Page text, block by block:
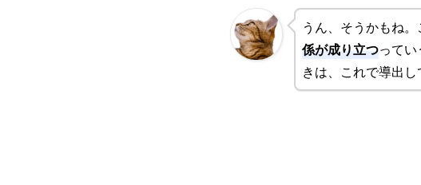
うん、そうかもね
係が成り立つって
きは、これで導出し